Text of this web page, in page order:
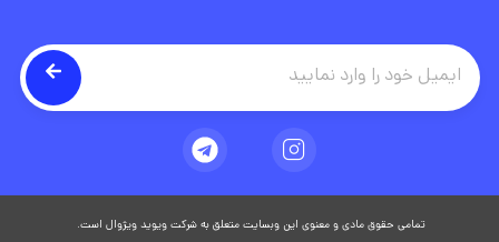
تمامی حقوق مادی و معنوی این وبسایت متعلق به شرکت ویوید ویژوال است.